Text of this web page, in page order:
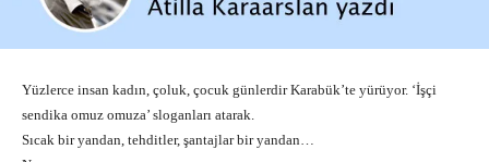
Yüzlerce insan kadın, çoluk, çocuk günlerdir Karabük’te yürüyor. ‘İşçi
sendika omuz omuza’ sloganları atarak.
Sıcak bir yandan, tehditler, şantajlar bir yandan…